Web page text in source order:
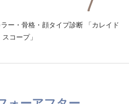
ー・骨格・顔タイプ診断 「カレイド
スコープ」